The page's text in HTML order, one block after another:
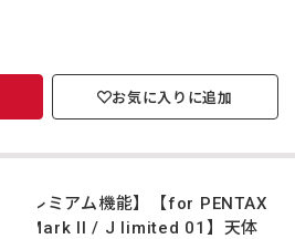
お気に入りに追加
【プレミアム機能】【for PENTAX
K-1 Mark II / J limited 01】天体